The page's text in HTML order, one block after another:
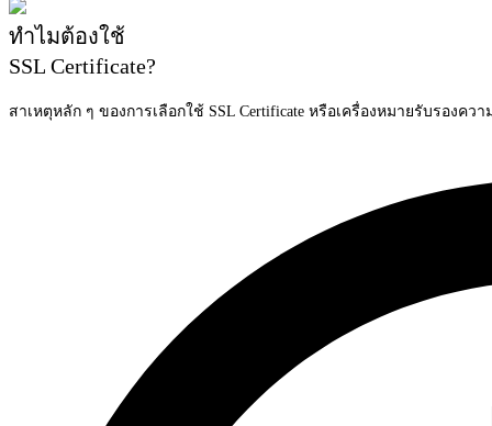
ทำไมต้องใช้
SSL Certificate?
สาเหตุหลัก ๆ ของการเลือกใช้ SSL Certificate หรือเครื่องหมายรับรองคว